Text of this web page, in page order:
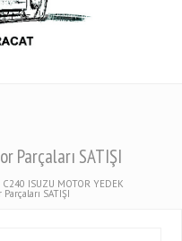
Parçaları SATIŞI
C240 ISUZU MOTOR YEDEK
SATIŞI